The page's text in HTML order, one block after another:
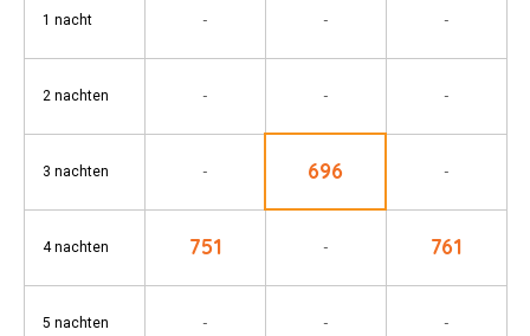
1 nacht - - -
2 nachten - - -
3 nachten - 696 -
4 nachten 751 - 761
5 nachten - - -